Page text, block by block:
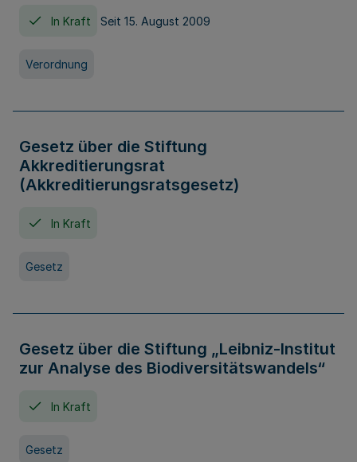
In Kraft Seit 15. August 2009
Verordnung
Gesetz über die Stiftung
Akkreditierungsrat
(Akkreditierungsratsgesetz)
In Kraft
Gesetz
Gesetz über die Stiftung „Leibniz-Institut
zur Analyse des Biodiversitätswandels“
In Kraft
Gesetz